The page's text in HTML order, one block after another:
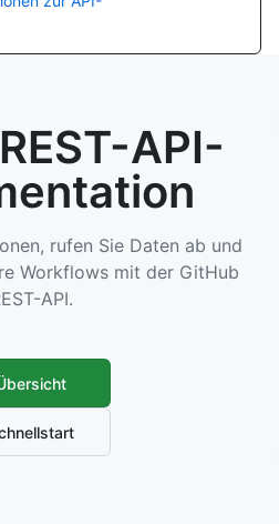
API-
rufen Sie Daten ab und
Workflows mit der GitHub
API.